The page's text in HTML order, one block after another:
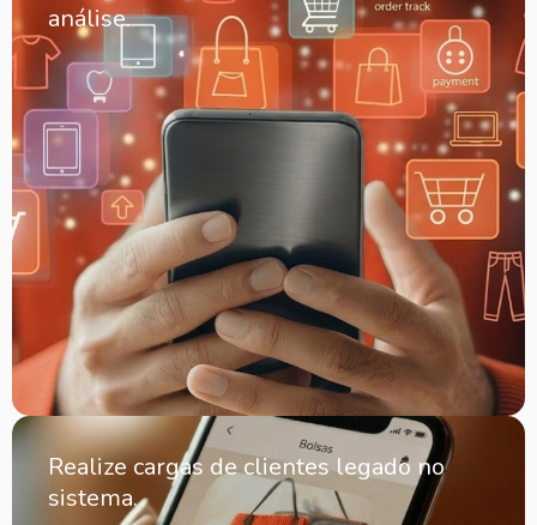
análise.
Realize cargas de clientes legado no
sistema.